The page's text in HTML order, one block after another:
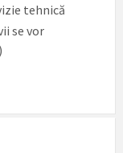
tehnică
se vor